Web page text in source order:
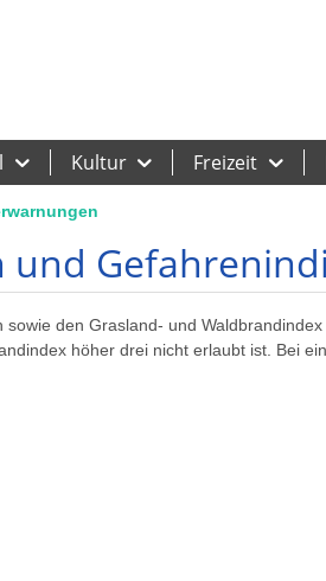
Kultur Freizeit
den Grasland- und Waldbrandindex
höher drei nicht erlaubt ist. Bei